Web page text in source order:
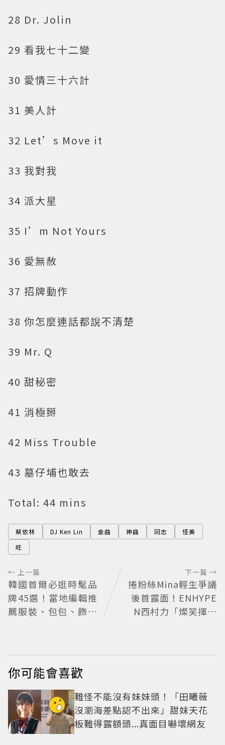
28 Dr. Jolin
29 看我七十二變
30 愛情三十六計
31 美人計
32 Let’s Move it
33 我對我
34 派大星
35 I’m Not Yours
36 愛無赦
37 招牌動作
38 你怎麼連話都說不清楚
39 Mr. Q
40 甜秘密
41 消極掰
42 Miss Trouble
43 墓仔埔也敢去
Total: 44 mins
蔡依林 DJ Ken Lin 金曲 神曲 同志
怪美
呸
← 上一篇
韓國首爾必逛時髦品
牌45選！當地編輯推
薦服裝、包包、飾品
下一篇 →
捲粉絲Mina輕生爭議
後首露面！ENHYPE
N西村力「燦笑揮手
你可能會喜歡
難怪不能沒有妹妹頭！「田曦薇
沒瀏海差點認不出來」甜妹天花
板難得露額頭...真面目嚇壞網友